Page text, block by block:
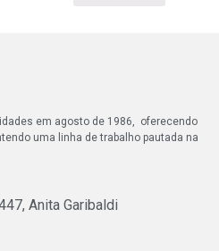
em agosto de 1986, oferecendo
uma linha de trabalho pautada na
Anita Garibaldi